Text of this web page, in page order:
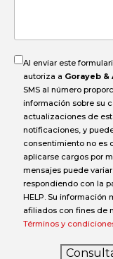
Al enviar este
autoriza a Gorayeb &
SMS al número
información sobre su
actualizaciones de
notificaciones, y
consentimiento no es
aplicarse cargos por
mensajes puede
respondiendo con la
HELP. Su información
afiliados con fines de
Términos y